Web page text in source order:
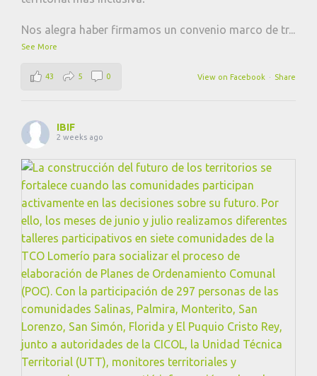
Nos alegra haber firmamos un convenio marco de tr...
See More
View on Facebook · Share
43 5 0
IBIF
2 weeks ago